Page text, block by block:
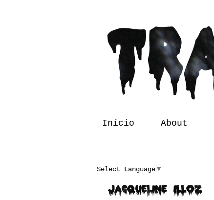
Início About
Select Language▼